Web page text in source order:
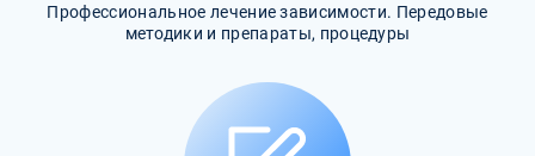
Профессиональное лечение зависимости. Передовые
методики и препараты, процедуры